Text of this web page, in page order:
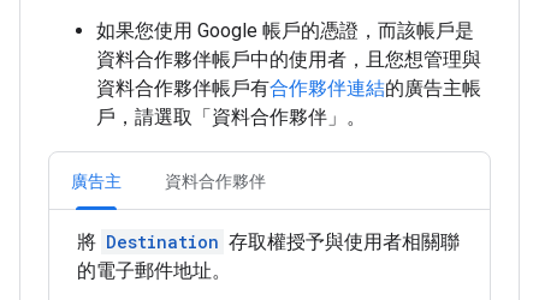
如果您使用 Google 帳戶的憑證，而該帳戶是
資料合作夥伴帳戶中的使用者，且您想管理與
資料合作夥伴帳戶有合作夥伴連結的廣告主帳
戶，請選取「資料合作夥伴」 。
廣告主 資料合作夥伴
將 Destination 存取權授予與使用者相關聯
的電子郵件地址。